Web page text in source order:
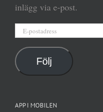
inlägg via e-post.
Följ
APP I MOBILEN